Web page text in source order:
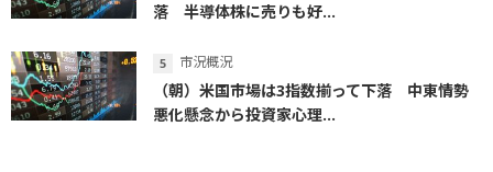
落 半導体株に売りも好...
市況概況
（朝）米国市場は3指数揃って下落 中東情勢
悪化懸念から投資家心理...